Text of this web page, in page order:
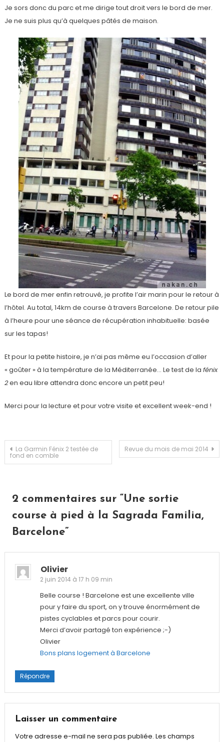
Je sors donc du parc et me dirige tout droit vers le bord de mer.
Je ne suis plus qu’à quelques pâtés de maison.
Le bord de mer enfin retrouvé, je profite l’air marin pour le retour à
l’hôtel. Au total, 14km de course à travers Barcelone. De retour pile
à l’heure pour une séance de récupération inhabituelle: basée
sur les tapas!
Et pour la petite histoire, je n’ai pas même eu l’occasion d’aller
« goûter » à la température de la Méditerranée… Le test de la fénix
2en eau libre attendra donc encore un petit peu!
Merci pour la lecture et pour votre visite et excellent week-end !
Navigation
l’article
La Garmin Fénix 2 testée de
fond en comble
Revue du mois de mai 2014
2 commentaires sur “Une sortie
course à pied à la Sagrada Familia,
Barcelone”
Olivier
2 juin 2014 à 17 h 09 min
Belle course ! Barcelone est une excellente ville
pour y faire du sport, on y trouve énormément de
pistes cyclables et parcs pour courir.
Merci d’avoir partagé ton expérience ;-)
Olivier
Bons plans logement à Barcelone
Répondre
Laisser un commentaire
Votre adresse e-mail ne sera pas publiée. Les champs